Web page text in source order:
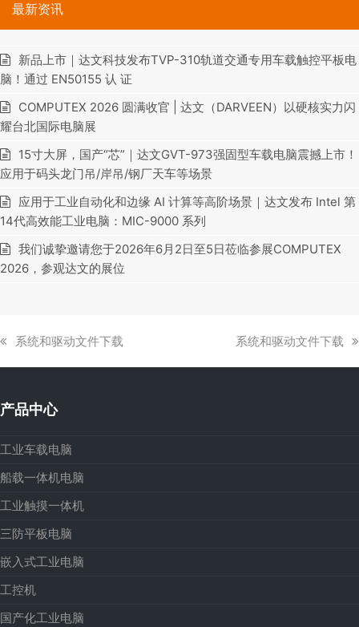
最新资讯
新品上市｜达文科技发布TVP-310轨道交通专用车载触控平板电
脑！通过 EN50155 认 证
COMPUTEX 2026 圆满收官 | 达文（DARVEEN）以硬核实力闪
耀台北国际电脑展
15寸大屏，国产“芯”｜达文GVT-973强固型车载电脑震撼上市！
应用于码头龙门吊/岸吊/钢厂天车等场景
应用于工业自动化和边缘 AI 计算等高阶场景｜达文发布 Intel 第
14代高效能工业电脑：MIC-9000 系列
我们诚挚邀请您于2026年6月2日至5日莅临参展COMPUTEX
2026，参观达文的展位
上
章:
系统和驱动文件下载
下
系统和驱动文件下载
产品中心
工业车载电脑
船载一体机电脑
工业触摸一体机
三防平板电脑
嵌入式工业电脑
工控机
国产化工业电脑